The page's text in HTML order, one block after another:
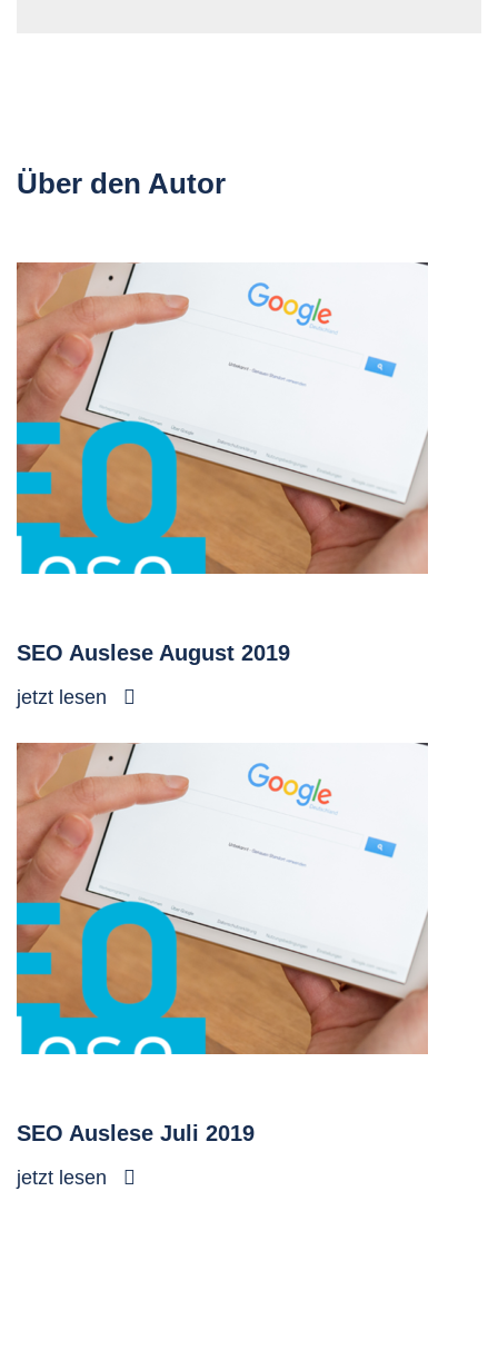
Über den Autor
SEO Auslese August 2019
jetzt lesen
SEO Auslese Juli 2019
jetzt lesen